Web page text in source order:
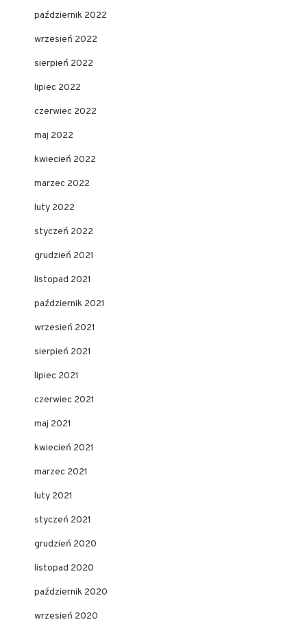
październik 2022
wrzesień 2022
sierpień 2022
lipiec 2022
czerwiec 2022
maj 2022
kwiecień 2022
marzec 2022
luty 2022
styczeń 2022
grudzień 2021
listopad 2021
październik 2021
wrzesień 2021
sierpień 2021
lipiec 2021
czerwiec 2021
maj 2021
kwiecień 2021
marzec 2021
luty 2021
styczeń 2021
grudzień 2020
listopad 2020
październik 2020
wrzesień 2020